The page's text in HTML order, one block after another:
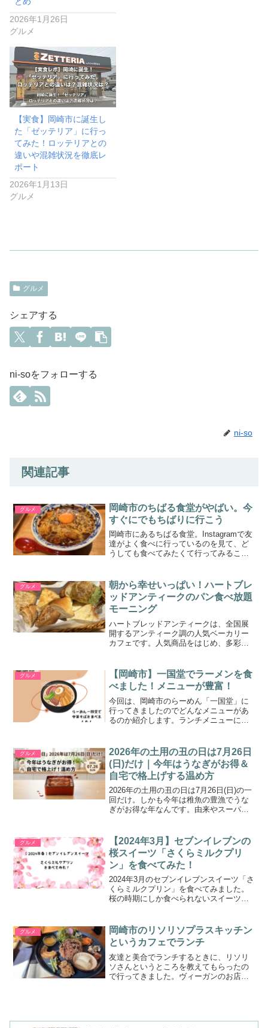
2026年1月26日
グルメ
【実食】岡崎市に誕生し
た「ゼッテリア」に行っ
てみた！ロッテリアとの
違いや混雑状況を徹底レ
ポート
2026年1月13日
グルメ
グルメ
シェアする
ni-soをフォローする
ni-so
関連記事
グルメ
岡崎市のちばる食堂がやばい。今
すぐにでもちばりに行こう
岡崎市にあるちばる食堂。Instagramで友
達がよく食べに行っているのを見て、ど
うしても食べてみたくて行ってみること
る食堂関連ランキング：沖縄そば | 東岡
崎駅、岡崎...
グルメ
朝から幸せいっぱい！ハートブレ
ッドアンティークのパン食べ放題
モーニング
ハートブレッドアンティークは、全国展
開するアンティーク調の人気ベーカリー
カフェです。人気商品をはじめ、多彩な
べ放題モーニング」が、パン好きの間で
話題を集めています。提供...
グルメ
【岡崎市】一国堂でラーメンを食
べました！メニューが豊富！
今回は、岡崎市のらーめん「一国堂」に
行ってきましたのでどんなメニューがあ
るのか紹介します。ランチメニューに
ね。
グルメ
2026年の土用の丑の日は7月26日
(日)だけ｜今年はうなぎがお得＆
自宅で格上げする温め方
2026年の土用の丑の日は7月26日(日)の一
回だけ。しかも今年は稚魚の豊漁でうな
ぎがお得な年なんです。由来やスーパー
で、子育て家庭向けにまとめました。
グルメ
【2024年3月】セブンイレブンの
桜スイーツ「さくらミルクプリ
ン」を食べてみた！
2024年3月のセブンイレブンスイーツ「さ
くらミルクプリン」を食べてみました。
桜の時期にしか食べられないスイーツは
にしてみてくださいね。
グルメ
岡崎市のリソリソプラスキッチン
というカフェでランチ
友達と美合でランチするときに、リソリ
ソさんというところを教えてもらったの
で行ってきました。ヴィーガンのお店ら